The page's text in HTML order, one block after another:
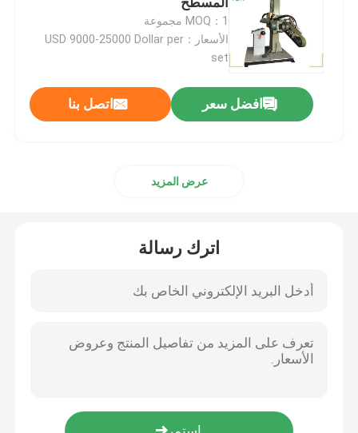
آلة تلميع الطلاء
آلة تلميع CNC
آلة التلميع الآلية من الكوع الحديدي
أجهزة تحرير لحام
MOQ：1 مجموعة
الأسعار：USD 9000-25000 Dollar per
set
افضل سعر اتصل بنا
عرض المزيد
اترك رسالة